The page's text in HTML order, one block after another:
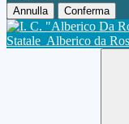
Annulla Conferma
Statale Alberico da